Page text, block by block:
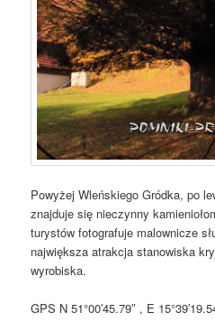
Powyżej Wleńskiego Gródka, po
znajduje się nieczynny
turystów fotografuje malownicze
największa atrakcja stanowiska
wyrobiska.
GPS N 51°00′45.79″ , E